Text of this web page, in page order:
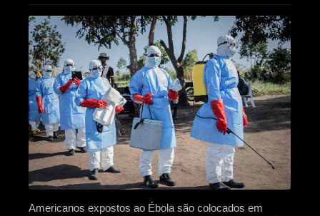
Americanos expostos ao Ébola são colocados em